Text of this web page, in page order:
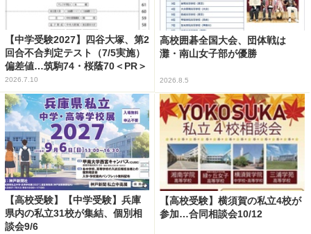
【中学受験2027】四谷大塚、第2
回合不合判定テスト（7/5実施）
偏差値…筑駒74・桜蔭70＜PR＞
2026.7.10
高校囲碁全国大会、団体戦は
灘・南山女子部が優勝
2026.8.5
【高校受験】【中学受験】兵庫
県内の私立31校が集結、個別相
談会9/6
【高校受験】横須賀の私立4校が
参加…合同相談会10/12